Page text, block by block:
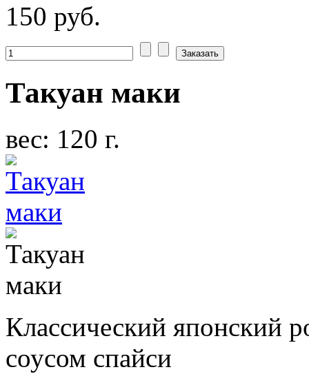
150 руб.
Такуан маки
вес: 120 г.
Классический японский
соусом спайси